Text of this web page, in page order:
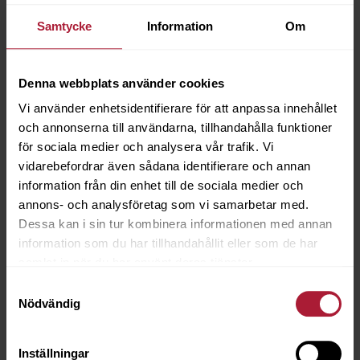
Samtycke Information Om
Denna webbplats använder cookies
Vi använder enhetsidentifierare för att anpassa innehållet
och annonserna till användarna, tillhandahålla funktioner
för sociala medier och analysera vår trafik. Vi
vidarebefordrar även sådana identifierare och annan
information från din enhet till de sociala medier och
annons- och analysföretag som vi samarbetar med.
Dessa kan i sin tur kombinera informationen med annan
information som du har tillhandahållit eller som de har
Nödvändig
Inställningar
Saldo 21